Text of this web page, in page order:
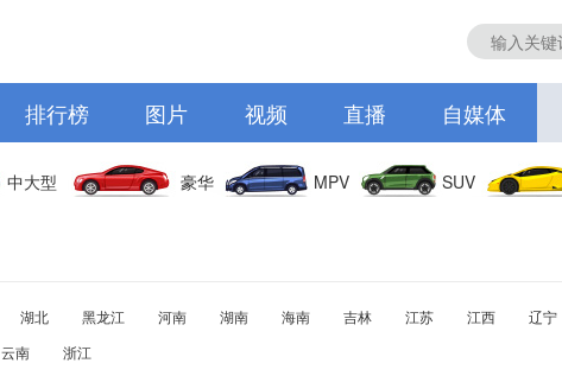
排行榜 图片 视频 直播 自媒体
中大型 豪华 MPV SUV
湖北 黑龙江 河南 湖南 海南 吉林 江苏 江西 辽宁
云南 浙江